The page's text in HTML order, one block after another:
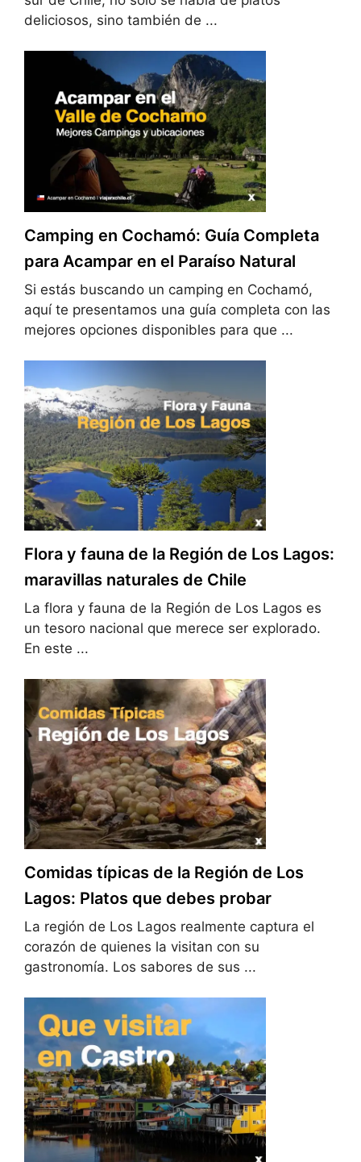
deliciosos, sino también de ...
Camping en Cochamó: Guía Completa
para Acampar en el Paraíso Natural
Si estás buscando un camping en Cochamó,
aquí te presentamos una guía completa con las
mejores opciones disponibles para que ...
Flora y fauna de la Región de Los Lagos:
maravillas naturales de Chile
La flora y fauna de la Región de Los Lagos es
un tesoro nacional que merece ser explorado.
En este ...
Comidas típicas de la Región de Los
Lagos: Platos que debes probar
La región de Los Lagos realmente captura el
corazón de quienes la visitan con su
gastronomía. Los sabores de sus ...